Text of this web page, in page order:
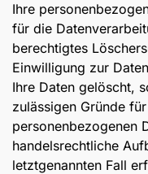
Ihre
für die
berechtigtes
Einwilligung zur
Ihre Daten gelöscht,
zulässigen Gründe
personenbezogenen
handelsrechtliche
letztgenannten Fall